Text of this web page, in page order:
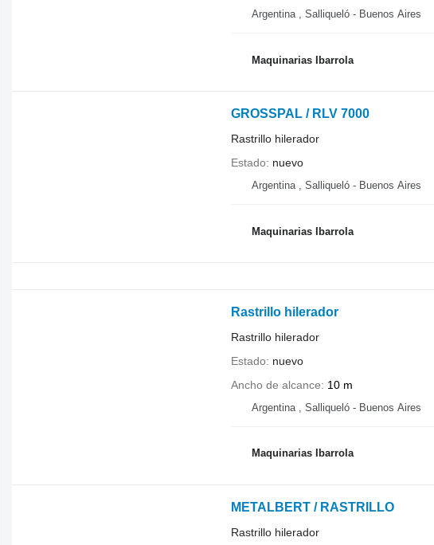
Argentina , Salliqueló - Buenos Aires
Maquinarias Ibarrola
GROSSPAL / RLV 7000
Rastrillo hilerador
Estado
nuevo
Argentina , Salliqueló - Buenos Aires
Maquinarias Ibarrola
Rastrillo hilerador
Rastrillo hilerador
Estado
nuevo
Ancho de alcance
10 m
Argentina , Salliqueló - Buenos Aires
Maquinarias Ibarrola
METALBERT / RASTRILLO
Rastrillo hilerador